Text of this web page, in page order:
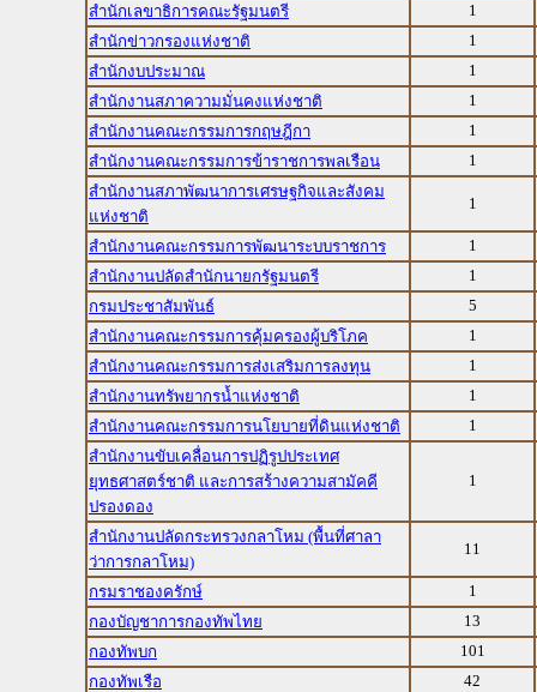
สำนักเลขาธิการคณะรัฐมนตรี
1
สำนักข่าวกรองแห่งชาติ
1
สำนักงบประมาณ
1
สำนักงานสภาความมั่นคงแห่งชาติ
1
สำนักงานคณะกรรมการกฤษฎีกา
1
สำนักงานคณะกรรมการข้าราชการพลเรือน
1
สำนักงานสภาพัฒนาการเศรษฐกิจและสังคม
แห่งชาติ
1
สำนักงานคณะกรรมการพัฒนาระบบราชการ
1
สำนักงานปลัดสำนักนายกรัฐมนตรี
1
กรมประชาสัมพันธ์
5
สำนักงานคณะกรรมการคุ้มครองผู้บริโภค
1
สำนักงานคณะกรรมการส่งเสริมการลงทุน
1
สำนักงานทรัพยากรน้ำแห่งชาติ
1
สำนักงานคณะกรรมการนโยบายที่ดินแห่งชาติ
1
สำนักงานขับเคลื่อนการปฏิรูปประเทศ
ยุทธศาสตร์ชาติ และการสร้างความสามัคคี
ปรองดอง
1
สำนักงานปลัดกระทรวงกลาโหม (พื้นที่ศาลา
ว่าการกลาโหม)
11
กรมราชองครักษ์
1
กองบัญชาการกองทัพไทย
13
กองทัพบก
101
กองทัพเรือ
42